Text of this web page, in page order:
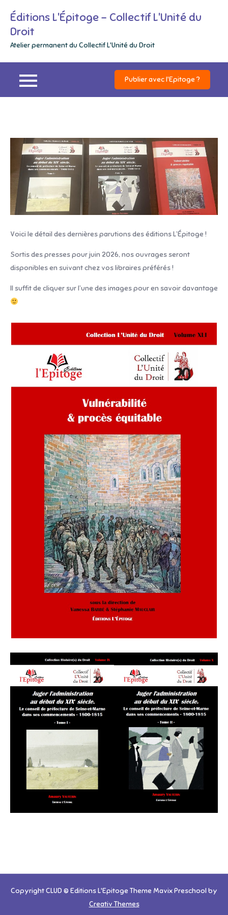
content
Éditions L'Épitoge – Collectif L'Unité du
Droit
Atelier permanent du Collectif L'Unité du Droit
Publier avec l'Epitoge ?
Voici le détail des dernières parutions des éditions L’Épitoge !
Sortis des presses pour juin 2026, nos ouvrages seront
disponibles en suivant chez vos libraires préférés !
Il suffit de cliquer sur l’une des images pour en savoir davantage
Copyright CLUD © Editions L'Epitoge Theme Mavix Preschool by
Creativ Themes